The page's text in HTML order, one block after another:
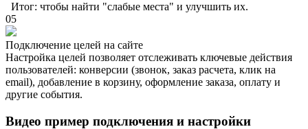
Итог: чтобы найти "слабые места" и улучшить их.
05
Подключение целей на сайте
Настройка целей позволяет отслеживать ключевые действия
пользователей: конверсии (звонок, заказ расчета, клик на
email), добавление в корзину, оформление заказа, оплату и
другие события.
Видео пример подключения и настройки